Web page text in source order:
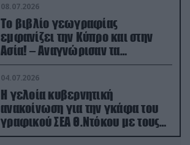
08.07.2026
Το βιβλίο γεωγραφίας
εμφανίζει την Κύπρο και στην
Ασία! – Αναγνώρισαν τα
κατεχόμενα; (φωτο)
04.07.2026
Η γελοία κυβερνητική
ανακοίνωση για την γκάφα του
γραφικού ΣΕΑ Θ.Ντόκου με τους
Ρώσους φαρσέρ